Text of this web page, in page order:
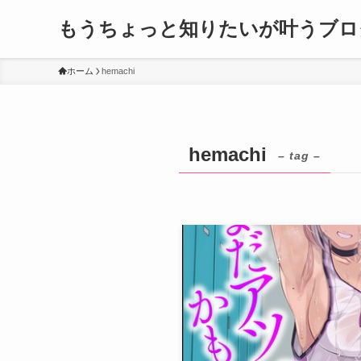
もうちょっと知りたいが叶うブ
ホーム hemachi
hemachi – tag –